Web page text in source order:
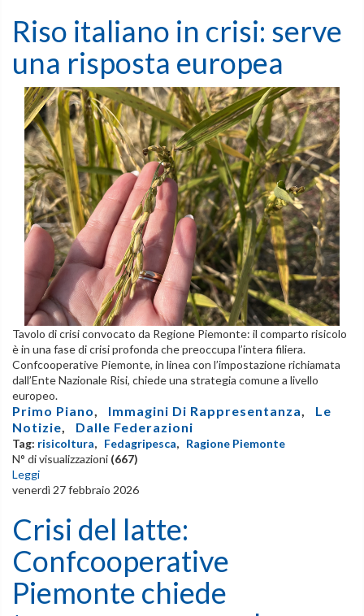
Riso italiano in crisi: serve
una risposta europea
Tavolo di crisi convocato da Regione Piemonte: il comparto risicolo
è in una fase di crisi profonda che preoccupa l’intera filiera.
Confcooperative Piemonte, in linea con l’impostazione richiamata
dall’Ente Nazionale Risi, chiede una strategia comune a livello
europeo.
Primo Piano, Immagini Di Rappresentanza, Le
Notizie, Dalle Federazioni
Tag: risicoltura, Fedagripesca, Ragione Piemonte
N° di visualizzazioni (667)
Leggi
venerdì 27 febbraio 2026
Crisi del latte:
Confcooperative
Piemonte chiede